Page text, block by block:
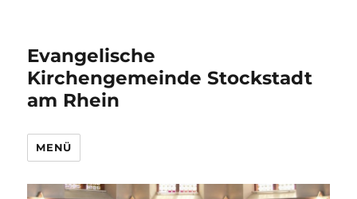
Evangelische
Kirchengemeinde Stockstadt
am Rhein
MENÜ